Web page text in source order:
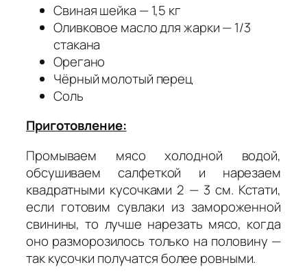
Свиная шейка — 1,5 кг
Оливковое масло для жарки — 1/3
стакана
Орегано
Чёрный молотый перец
Соль
Приготовление:
Промываем мясо холодной водой,
обсушиваем салфеткой и нарезаем
квадратными кусочками 2 — 3 см. Кстати,
если готовим сувлаки из замороженной
свинины, то лучше нарезать мясо, когда
оно разморозилось только на половину —
так кусочки получатся более ровными.